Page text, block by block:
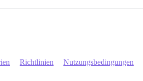
Richtlinien Nutzungsbedingungen